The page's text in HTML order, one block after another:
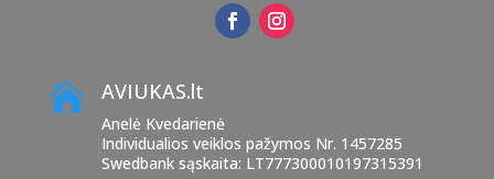
 AVIUKAS.lt
Anelė Kvedarienė
Individualios veiklos pažymos Nr. 1457285
Swedbank sąskaita: LT777300010197315391